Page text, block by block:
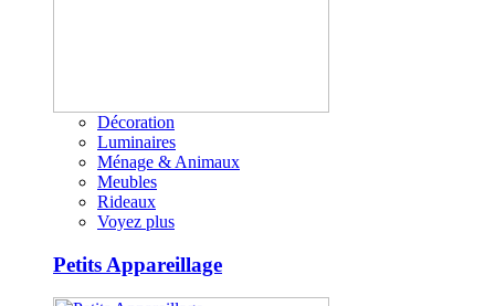
Décoration
Luminaires
Ménage & Animaux
Meubles
Rideaux
Voyez plus
Petits Appareillage